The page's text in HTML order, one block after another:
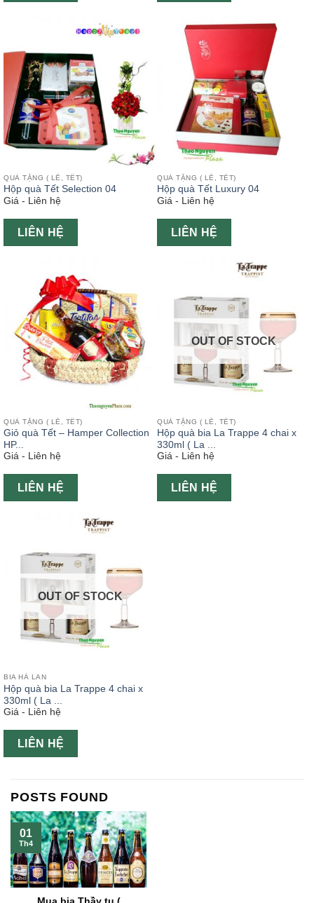
QUÀ TẶNG ( LỄ, TẾT)
Hộp quà Tết Selection 04
Giá - Liên hệ
LIÊN HỆ
QUÀ TẶNG ( LỄ, TẾT)
Hộp quà Tết Luxury 04
Giá - Liên hệ
LIÊN HỆ
QUÀ TẶNG ( LỄ, TẾT)
Giỏ quà Tết – Hamper Collection
HP...
Giá - Liên hệ
LIÊN HỆ
OUT OF STOCK
QUÀ TẶNG ( LỄ, TẾT)
Hộp quà bia La Trappe 4 chai x
330ml ( La ...
Giá - Liên hệ
LIÊN HỆ
OUT OF STOCK
BIA HÀ LAN
Hộp quà bia La Trappe 4 chai x
330ml ( La ...
Giá - Liên hệ
LIÊN HỆ
POSTS FOUND
01
Th4